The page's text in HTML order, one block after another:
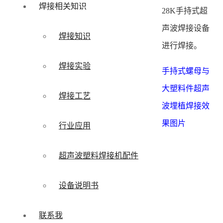
焊接相关知识
焊接知识
焊接实验
焊接工艺
行业应用
超声波塑料焊接机配件
设备说明书
联系我
28K手持式超
声波焊接设备
进行焊接。
手持式螺母与
大塑料件超声
波埋植焊接效
果图片